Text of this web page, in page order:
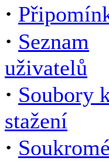
·
· Seznam
uživatelů
· Soubory
stažení
· Soukromé